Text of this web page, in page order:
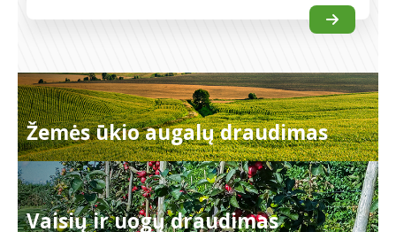
Žemės ūkio augalų draudimas
Vaisių ir uogų draudimas